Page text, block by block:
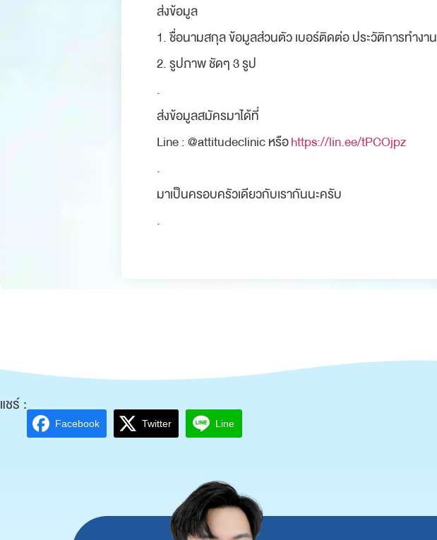
ส่งข้อมูล
1. ชื่อนามสกุล ข้อมูลส่วนตัว เบอร์ติดต่อ ประวัติการทำงาน
2. รูปภาพ ชัดๆ 3 รูป
.
ส่งข้อมูลสมัครมาได้ที่
Line : @attitudeclinic หรือhttps://lin.ee/tPCOjpz
.
มาเป็นครอบครัวเดียวกับเรากันนะครับ
.
แชร์ :
Facebook Twitter Line